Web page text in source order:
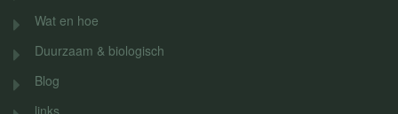
Wat en hoe
Duurzaam & biologisch
Blog
links